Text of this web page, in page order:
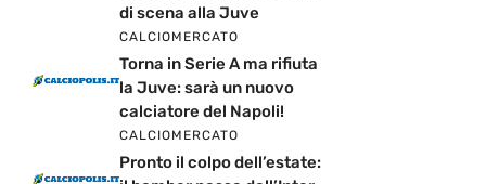
di scena alla Juve
CALCIOMERCATO
Torna in Serie A ma rifiuta
la Juve: sarà un nuovo
calciatore del Napoli!
CALCIOMERCATO
Pronto il colpo dell’estate: